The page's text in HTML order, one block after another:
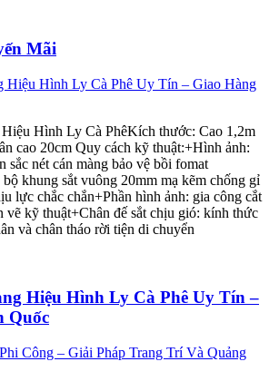
Mãi
Hiệu Hình Ly Cà PhêKích thước: Cao 1,2m
cao 20cm Quy cách kỹ thuật:+Hình ảnh:
sắc nét cán màng bảo vệ bồi fomat
khung sắt vuông 20mm mạ kẽm chống gỉ
lực chắc chắn+Phần hình ảnh: gia công cắt
vẽ kỹ thuật+Chân đế sắt chịu gió: kính thức
và chân tháo rời tiện di chuyển
Hiệu Hình Ly Cà Phê Uy Tín –
Quốc